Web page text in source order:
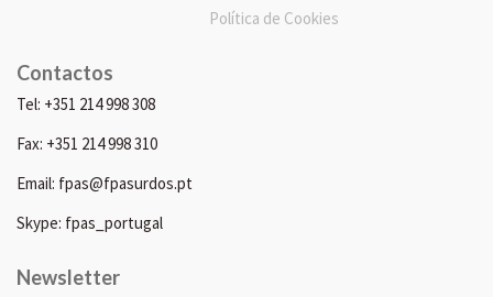
Política de Cookies
Contactos
Tel: +351 214 998 308
Fax: +351 214 998 310
Email: fpas@fpasurdos.pt
Skype: fpas_portugal
Newsletter